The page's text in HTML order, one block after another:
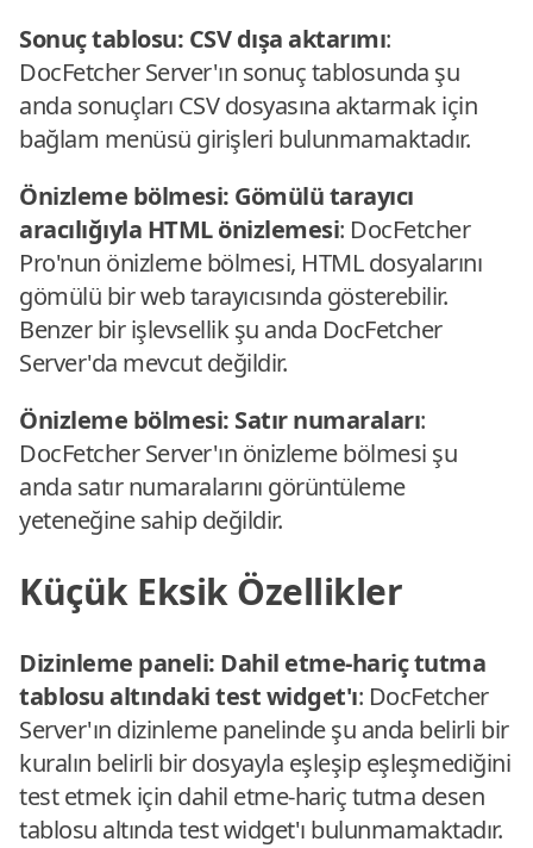
Sonuç tablosu: CSV dışa aktarımı:
DocFetcher Server'ın sonuç tablosunda şu
anda sonuçları CSV dosyasına aktarmak için
bağlam menüsü girişleri bulunmamaktadır.
Önizleme bölmesi: Gömülü tarayıcı
aracılığıyla HTML önizlemesi: DocFetcher
Pro'nun önizleme bölmesi, HTML dosyalarını
gömülü bir web tarayıcısında gösterebilir.
Benzer bir işlevsellik şu anda DocFetcher
Server'da mevcut değildir.
Önizleme bölmesi: Satır numaraları:
DocFetcher Server'ın önizleme bölmesi şu
anda satır numaralarını görüntüleme
yeteneğine sahip değildir.
Küçük Eksik Özellikler
Dizinleme paneli: Dahil etme-hariç tutma
tablosu altındaki test widget'ı: DocFetcher
Server'ın dizinleme panelinde şu anda belirli bir
kuralın belirli bir dosyayla eşleşip eşleşmediğini
test etmek için dahil etme-hariç tutma desen
tablosu altında test widget'ı bulunmamaktadır.